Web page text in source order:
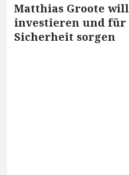
Matthias Groote will
investieren und für
Sicherheit sorgen